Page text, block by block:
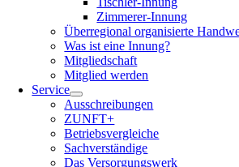
Zimmerer-Innung
Überregional organisierte
Was ist eine Innung?
Mitgliedschaft
Mitglied werden
Service
Ausschreibungen
ZUNFT+
Betriebsvergleiche
Sachverständige
Das Versorgungswerk